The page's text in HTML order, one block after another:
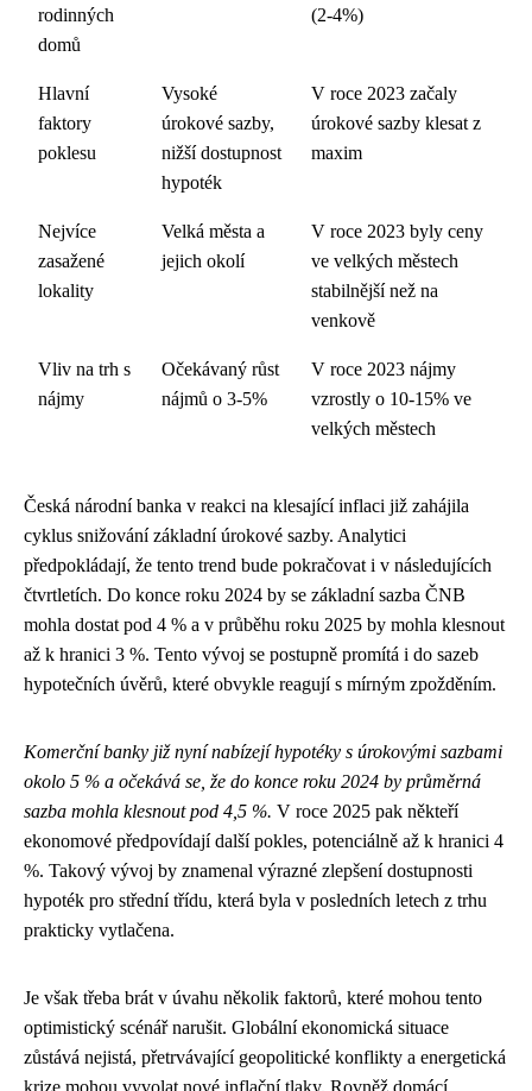
rodinných
domů
(2-4%)
Hlavní
faktory
poklesu
Vysoké
úrokové sazby,
nižší dostupnost
hypoték
V roce 2023 začaly
úrokové sazby klesat z
maxim
Nejvíce
zasažené
lokality
Velká města a
jejich okolí
V roce 2023 byly ceny
ve velkých městech
stabilnější než na
venkově
Vliv na trh s
nájmy
Očekávaný růst
nájmů o 3-5%
V roce 2023 nájmy
vzrostly o 10-15% ve
velkých městech
Česká národní banka v reakci na klesající inflaci již zahájila
cyklus snižování základní úrokové sazby. Analytici
předpokládají, že tento trend bude pokračovat i v následujících
čtvrtletích. Do konce roku 2024 by se základní sazba ČNB
mohla dostat pod 4 % a v průběhu roku 2025 by mohla klesnout
až k hranici 3 %. Tento vývoj se postupně promítá i do sazeb
hypotečních úvěrů, které obvykle reagují s mírným zpožděním.
Komerční banky již nyní nabízejí hypotéky s úrokovými sazbami
okolo 5 % a očekává se, že do konce roku 2024 by průměrná
sazba mohla klesnout pod 4,5 %. V roce 2025 pak někteří
ekonomové předpovídají další pokles, potenciálně až k hranici 4
%. Takový vývoj by znamenal výrazné zlepšení dostupnosti
hypoték pro střední třídu, která byla v posledních letech z trhu
prakticky vytlačena.
Je však třeba brát v úvahu několik faktorů, které mohou tento
optimistický scénář narušit. Globální ekonomická situace
zůstává nejistá, přetrvávající geopolitické konflikty a energetická
krize mohou vyvolat nové inflační tlaky. Rovněž domácí